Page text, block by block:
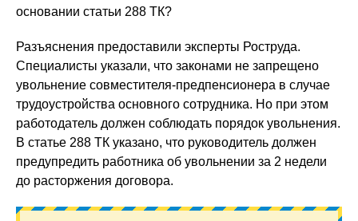
основании статьи 288 ТК?
Разъяснения предоставили эксперты Роструда.
Специалисты указали, что законами не запрещено
увольнение совместителя-предпенсионера в случае
трудоустройства основного сотрудника. Но при этом
работодатель должен соблюдать порядок увольнения.
В статье 288 ТК указано, что руководитель должен
предупредить работника об увольнении за 2 недели
до расторжения договора.